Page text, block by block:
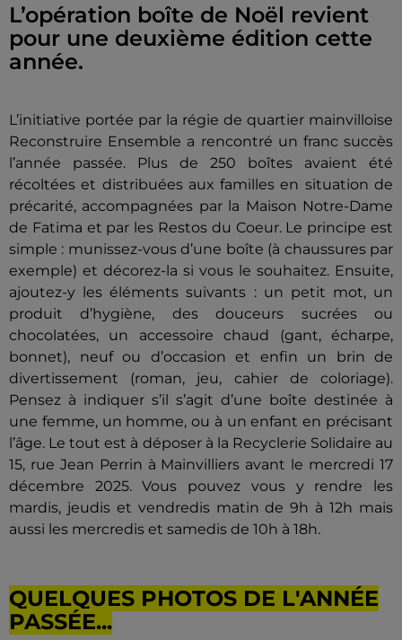
L’opération boîte de Noël revient
pour une deuxième édition cette
année.
L’initiative portée par la régie de quartier mainvilloise
Reconstruire Ensemble a rencontré un franc succès
l’année passée. Plus de 250 boîtes avaient été
récoltées et distribuées aux familles en situation de
précarité, accompagnées par la Maison Notre-Dame
de Fatima et par les Restos du Coeur. Le principe est
simple : munissez-vous d’une boîte (à chaussures par
exemple) et décorez-la si vous le souhaitez. Ensuite,
ajoutez-y les éléments suivants : un petit mot, un
produit d’hygiène, des douceurs sucrées ou
chocolatées, un accessoire chaud (gant, écharpe,
bonnet), neuf ou d’occasion et enfin un brin de
divertissement (roman, jeu, cahier de coloriage).
Pensez à indiquer s’il s’agit d’une boîte destinée à
une femme, un homme, ou à un enfant en précisant
l’âge. Le tout est à déposer à la Recyclerie Solidaire au
15, rue Jean Perrin à Mainvilliers avant le mercredi 17
décembre 2025. Vous pouvez vous y rendre les
mardis, jeudis et vendredis matin de 9h à 12h mais
aussi les mercredis et samedis de 10h à 18h.
QUELQUES PHOTOS DE L'ANNÉE
PASSÉE...